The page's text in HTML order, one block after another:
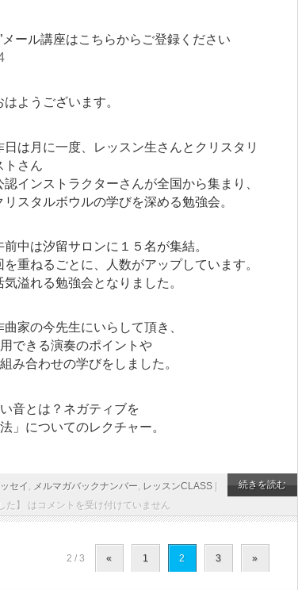
ール講座はこちらからご登録ください
はようございます。
日は月に一度、レッスン生さんとクリスタリ
トさん
認インストラクターさんが全国から集まり、
リスタルボウルの学びを深める勉強会。
前中は汐留サロンに１５名が集結。
を重ねるごとに、人数がアップしています。
気溢れる勉強会となりました。
曲家の今先生にいらして頂き、
できる演奏のポイントや
み合わせの学びをしました。
音とは？ネガティブを
」についてのレクチャー。
セイ , メルマガバックナンバー, レッスンCLASS
た】 は コメントを受け付けていません
続きを読む
2 / 3 « 1 2 3 »